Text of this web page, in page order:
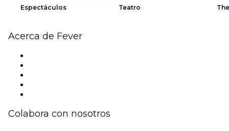
Espectáculos Teatro
Acerca de Fever
Colabora con nosotros